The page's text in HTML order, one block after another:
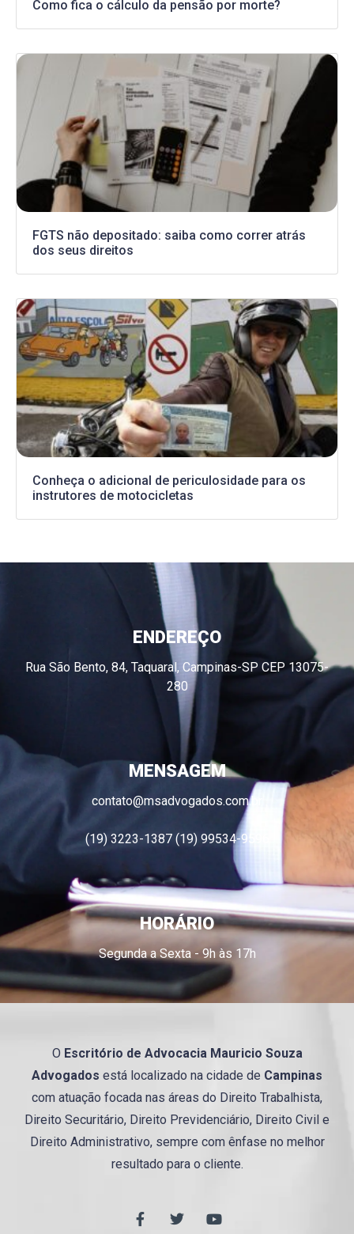
Como fica o cálculo da pensão por morte?
FGTS não depositado: saiba como correr atrás
dos seus direitos
Conheça o adicional de periculosidade para os
instrutores de motocicletas
ENDEREÇO
Rua São Bento, 84, Taquaral, Campinas-SP CEP 13075-
280
MENSAGEM
contato@msadvogados.com.br
(19) 3223-1387 (19) 99534-9596
HORÁRIO
Segunda a Sexta - 9h às 17h
O Escritório de Advocacia Mauricio Souza
Advogados está localizado na cidade de Campinas
com atuação focada nas áreas do Direito Trabalhista,
Direito Securitário, Direito Previdenciário, Direito Civil e
Direito Administrativo, sempre com ênfase no melhor
resultado para o cliente.